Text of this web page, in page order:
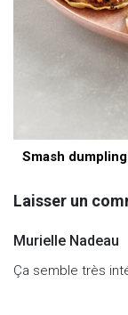
Smash
Laisser un
Murielle Nadeau
Ça semble très